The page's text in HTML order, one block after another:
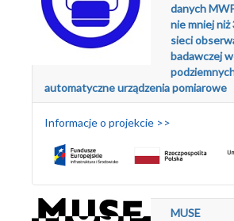
danych
nie mniej
sieci
badawczej
automatyczne urządzenia pomiarowe
Informacje o projekcie >>
MUSE